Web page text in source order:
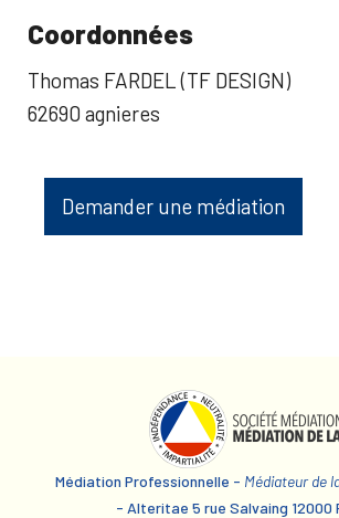
Coordonnées
Thomas FARDEL (TF DESIGN)
62690 agnieres
Demander une médiation
Médiation Professionnelle - Médiateur de
- Alteritae 5 rue Salvaing 12000